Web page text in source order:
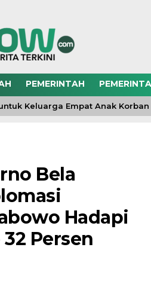
PEMERINTAH
Keluarga Empat Anak Korban
Bela
Hadapi
Persen